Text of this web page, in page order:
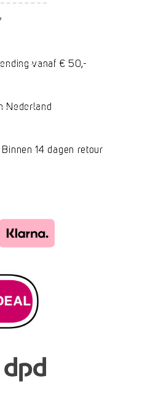
vanaf € 50,-
Nederland
14 dagen retour